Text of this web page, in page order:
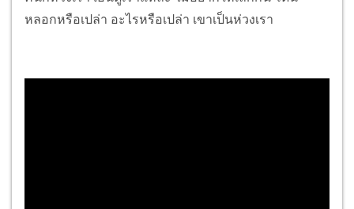
หลอกหรือเปล่า อะไรหรือเปล่า เขาเป็นห่วงเรา